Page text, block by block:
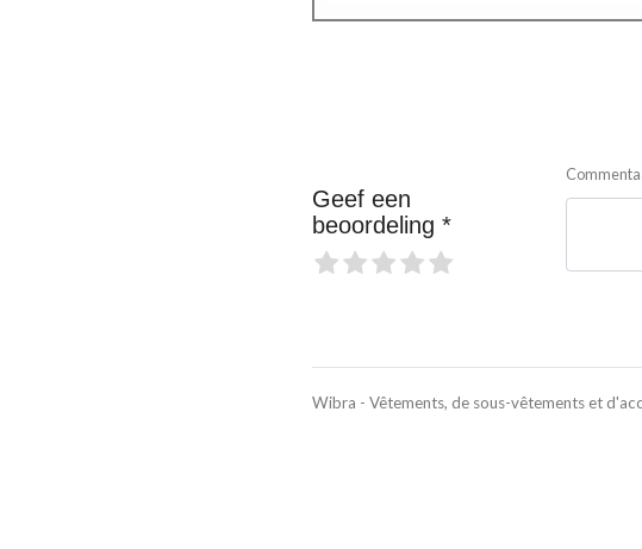
Geef een
beoordeling *
Wibra - Vêtements, de sous-vêtements et